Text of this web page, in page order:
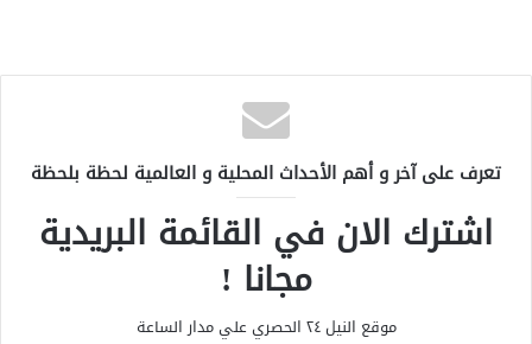
تعرف على آخر و أهم الأحداث المحلية و العالمية لحظة بلحظة
اشترك الان في القائمة البريدية
مجانا !
موقع النيل ٢٤ الحصري علي مدار الساعة